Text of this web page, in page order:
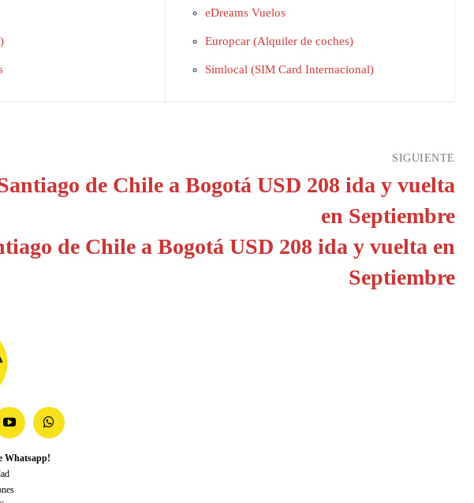
eDreams Vuelos
Europcar (Alquiler de coches)
Simlocal (SIM Card Internacional)
SIGUIENTE
de Chile a Bogotá USD 208 ida y vuelta en
Septiembre
Whatsapp!